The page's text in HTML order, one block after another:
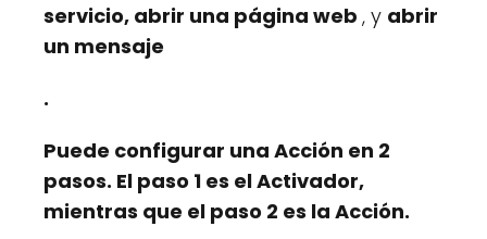
servicio, abrir una página web , y abrir
un mensaje
.
Puede configurar una Acción en 2
pasos. El paso 1 es el Activador,
mientras que el paso 2 es la Acción.